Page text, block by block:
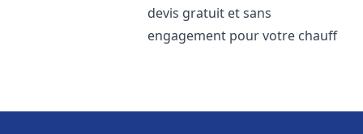
devis gratuit et sans
engagement pour votre chauff